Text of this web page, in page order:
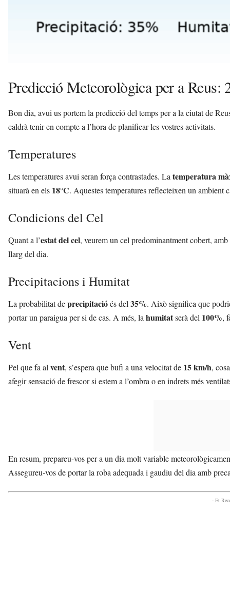
Predicció Meteorològica per a Reus:
Bon dia, avui us portem la predicció del temps per a la ciutat de
caldrà tenir en compte a l’hora de planificar les vostres activitats.
Temperatures
Les temperatures avui seran força contrastades. La temperatura
situarà en els 18°C. Aquestes temperatures reflecteixen un ambient
Condicions del Cel
Quant a l’estat del cel, veurem un cel predominantment cobert, amb
llarg del dia.
Precipitacions i Humitat
La probabilitat deprecipitacióés del 35%. Això significa que
portar un paraigua per si de cas. A més, la humitatserà del 100%,
Vent
Pel que fa al vent, s’espera que bufi a una velocitat de 15 km/h,
afegir sensació de frescor si estem a l’ombra o en indrets més
En resum, prepareu-vos per a un dia molt variable
Assegureu-vos de portar la roba adequada i gaudiu del dia amb
- Et